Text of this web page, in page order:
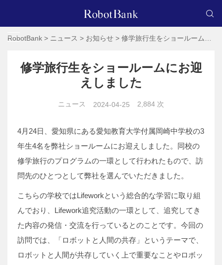
RobotBank > ニュース > お知らせ > 修学旅行生をショールームにお迎えしました
修学旅行生をショールームにお迎
えしました
ニュース 2024-04-25 2,884 次
4月24日、愛知県にある愛知教育大学付属岡崎中学校の3
年生4名を弊社ショールームにお迎えしました。同校の
修学旅行のプログラムの一環として行われたもので、訪
問先のひとつとして弊社を選んでいただきました。
こちらの学校ではLifeworkという総合的な学習に取り組
んでおり、Lifework追究活動の一環として、追究してき
た内容の発信・交流を行っているとのことです。今回の
訪問では、「ロボットと人間の共存」というテーマで、
ロボットと人間が共存していく上で重要なことやロボッ